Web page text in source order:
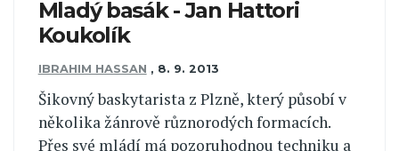
Mladý basák - Jan Hattori
Koukolík
IBRAHIM HASSAN , 8. 9. 2013
Šikovný baskytarista z Plzně, který působí v
několika žánrově různorodých formacích.
Přes své mládí má pozoruhodnou techniku a